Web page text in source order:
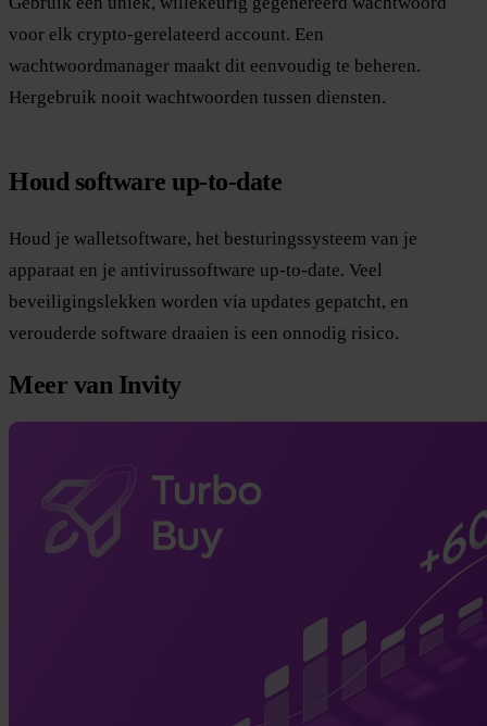
voor elk crypto-gerelateerd account. Een
wachtwoordmanager maakt dit eenvoudig te beheren.
Hergebruik nooit wachtwoorden tussen diensten.
Houd software up-to-date
Houd je walletsoftware, het besturingssysteem van je
apparaat en je antivirussoftware up-to-date. Veel
beveiligingslekken worden via updates gepatcht, en
verouderde software draaien is een onnodig risico.
Meer van Invity